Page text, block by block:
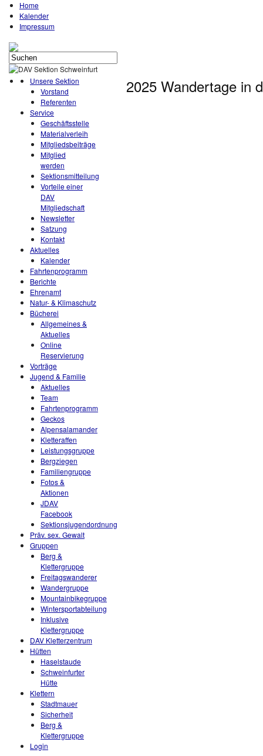
Home
Kalender
Impressum
Unsere Sektion
Vorstand
Referenten
Service
Geschäftsstelle
Materialverleih
Mitgliedsbeiträge
Mitglied
werden
Sektionsmitteilung
Vorteile einer
DAV
Mitgliedschaft
Newsletter
Satzung
Kontakt
Aktuelles
Kalender
Fahrtenprogramm
Berichte
Ehrenamt
Natur- & Klimaschutz
Bücherei
Allgemeines &
Aktuelles
Online
Reservierung
Vorträge
Jugend & Familie
Aktuelles
Team
Fahrtenprogramm
Geckos
Alpensalamander
Kletteraffen
Leistungsgruppe
Bergziegen
Familiengruppe
Fotos &
Aktionen
JDAV
Facebook
Sektionsjugendordnung
Präv. sex. Gewalt
Gruppen
Berg &
Klettergruppe
Freitagswanderer
Wandergruppe
Mountainbikegruppe
Wintersportabteilung
Inklusive
Klettergruppe
DAV Kletterzentrum
Hütten
Haselstaude
Schweinfurter
Hütte
Klettern
Stadtmauer
Sicherheit
Berg &
Klettergruppe
Login
2025 Wandertage in